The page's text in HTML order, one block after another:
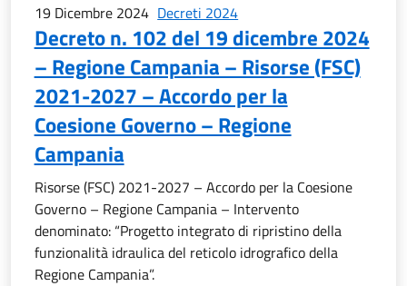
19 Dicembre 2024 Decreti 2024
Decreto n. 102 del 19 dicembre 2024
– Regione Campania – Risorse (FSC)
2021-2027 – Accordo per la
Coesione Governo – Regione
Campania
Risorse (FSC) 2021-2027 – Accordo per la Coesione
Governo – Regione Campania – Intervento
denominato: “Progetto integrato di ripristino della
funzionalità idraulica del reticolo idrografico della
Regione Campania”.